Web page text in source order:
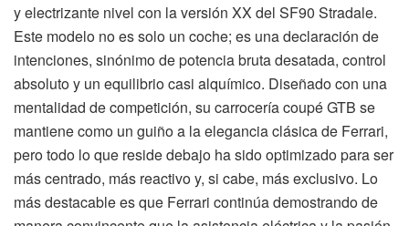
y electrizante nivel con la versión XX del SF90 Stradale.
Este modelo no es solo un coche; es una declaración de
intenciones, sinónimo de potencia bruta desatada, control
absoluto y un equilibrio casi alquímico. Diseñado con una
mentalidad de competición, su carrocería coupé GTB se
mantiene como un guiño a la elegancia clásica de Ferrari,
pero todo lo que reside debajo ha sido optimizado para ser
más centrado, más reactivo y, si cabe, más exclusivo. Lo
más destacable es que Ferrari continúa demostrando de